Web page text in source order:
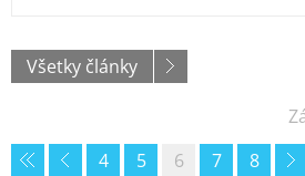
Všetky články
4
5 6 7 8